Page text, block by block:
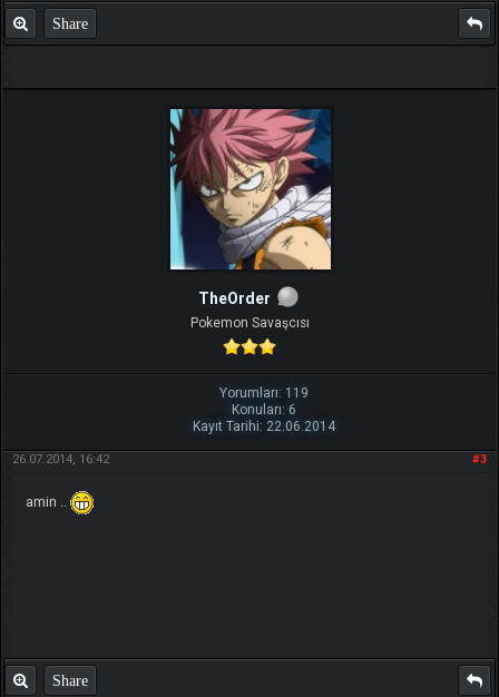
Share
TheOrder
Pokemon Savaşcısı
Yorumları: 119
Konuları: 6
Kayıt Tarihi: 22.06.2014
#3
26.07.2014, 16:42
amin ..
Share